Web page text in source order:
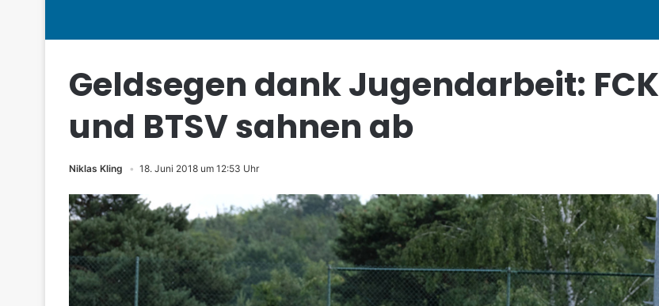
Geldsegen dank Jugendarbeit: FCK
und BTSV sahnen ab
Niklas Kling 18. Juni 2018 um 12:53 Uhr